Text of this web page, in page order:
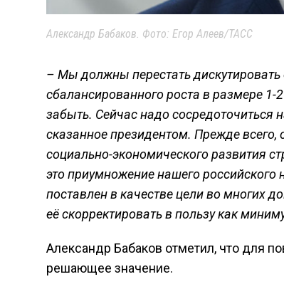
Александр Бабаков. Фото: Егор Алеев/ТАСС
– Мы должны перестать дискутировать
сбалансированного роста в размере 1-
забыть. Сейчас надо сосредоточиться
сказанное президентом. Прежде
социально-экономического развития
это приумножение нашего российского
поставлен в качестве цели во многих
её скорректировать в пользу как
Александр Бабаков отметил, что для
решающее значение.